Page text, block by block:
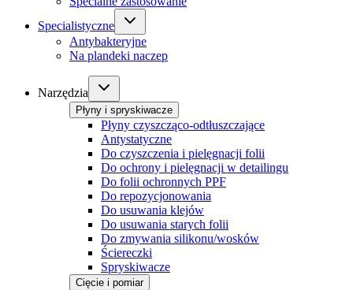
Specialistyczne
Antybakteryjne
Na plandeki naczep
Narzędzia
Płyny i spryskiwacze
Płyny czyszcząco-odtłuszczające
Antystatyczne
Do czyszczenia i pielęgnacji folii
Do ochrony i pielęgnacji w detailingu
Do folii ochronnych PPF
Do repozycjonowania
Do usuwania klejów
Do usuwania starych folii
Do zmywania silikonu/wosków
Ściereczki
Spryskiwacze
Cięcie i pomiar